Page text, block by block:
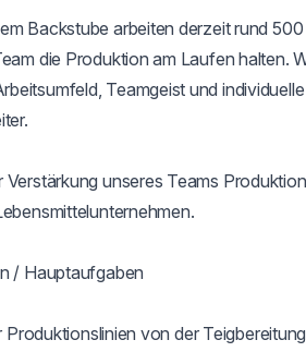
Backstube arbeiten derzeit rund
die Produktion am Laufen halten.
Teamgeist und
Verstärkung unseres Teams
/ Hauptaufgaben
Produktionslinien von der